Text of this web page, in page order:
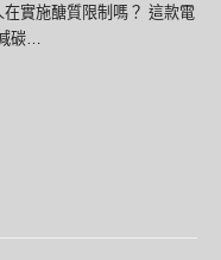
實施醣質限制嗎？ 這款電
碳…